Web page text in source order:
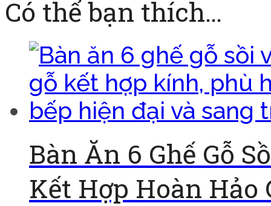
Có thể bạn thích…
Bàn Ăn 6 Ghế Gỗ
Kết Hợp Hoàn Hảo